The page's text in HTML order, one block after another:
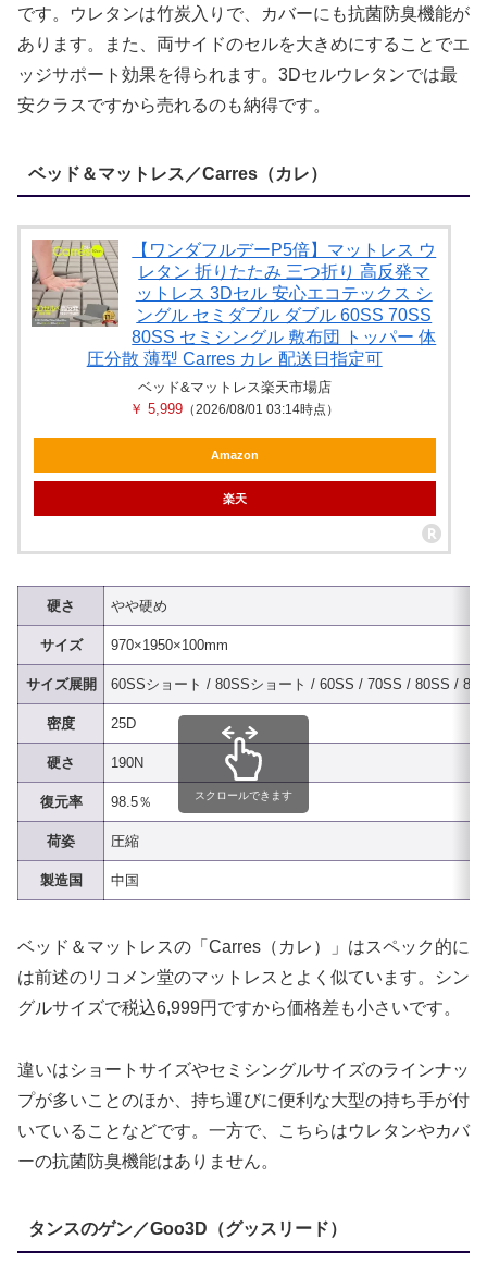
です。ウレタンは竹炭入りで、カバーにも抗菌防臭機能が
あります。また、両サイドのセルを大きめにすることでエ
ッジサポート効果を得られます。3Dセルウレタンでは最
安クラスですから売れるのも納得です。
ベッド＆マットレス／Carres（カレ）
【ワンダフルデーP5倍】マットレス ウ
レタン 折りたたみ 三つ折り 高反発マ
ットレス 3Dセル 安心エコテックス シ
ングル セミダブル ダブル 60SS 70SS
80SS セミシングル 敷布団 トッパー 体
圧分散 薄型 Carres カレ 配送日指定可
ベッド&マットレス楽天市場店
￥ 5,999 （2026/08/01 03:14時点）
Amazon
楽天
硬さ やや硬め
サイズ 970×1950×100mm
サイズ展開 60SSショート / 80SSショート / 60SS / 70SS / 80SS /
密度 25D
硬さ 190N
復元率 98.5％
荷姿 圧縮
製造国 中国
スクロールできます
ベッド＆マットレスの「Carres（カレ）」はスペック的に
は前述のリコメン堂のマットレスとよく似ています。シン
グルサイズで税込6,999円ですから価格差も小さいです。
違いはショートサイズやセミシングルサイズのラインナッ
プが多いことのほか、持ち運びに便利な大型の持ち手が付
いていることなどです。一方で、こちらはウレタンやカバ
ーの抗菌防臭機能はありません。
タンスのゲン／Goo3D（グッスリード）